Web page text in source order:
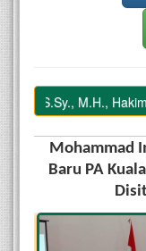
S.Sy., M.H., Hakim
Mohammad
Baru PA